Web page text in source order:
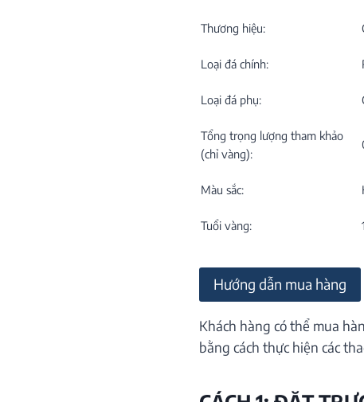
Thương hiệu:
Loại đá chính:
Loại đá phụ:
Tổng trọng lượng tham khảo
(chỉ vàng):
Màu sắc:
Tuổi vàng:
Hướng dẫn mua hàng
Khách hàng có thể mua
bằng cách thực hiện các